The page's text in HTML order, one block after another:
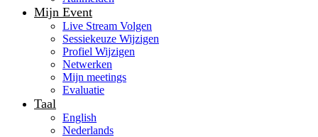
Mijn Event
Live Stream Volgen
Sessiekeuze Wijzigen
Profiel Wijzigen
Netwerken
Mijn meetings
Evaluatie
Taal
English
Nederlands